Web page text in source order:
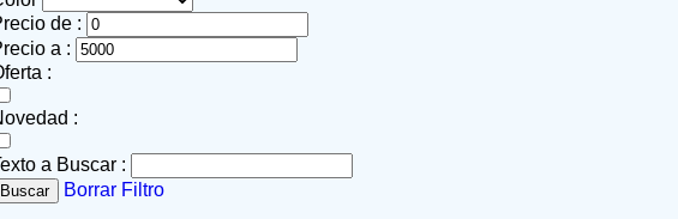
de :
a :
:
:
a Buscar :
Buscar Borrar Filtro